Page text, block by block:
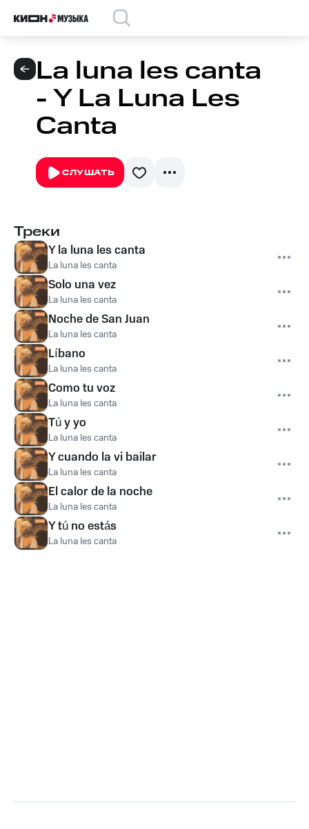
La luna les canta
- Y La Luna Les
Canta
СЛУШАТЬ
Треки
Y la luna les canta
La luna les canta
Solo una vez
La luna les canta
Noche de San Juan
La luna les canta
Líbano
La luna les canta
Como tu voz
La luna les canta
Tú y yo
La luna les canta
Y cuando la vi bailar
La luna les canta
El calor de la noche
La luna les canta
Y tú no estás
La luna les canta